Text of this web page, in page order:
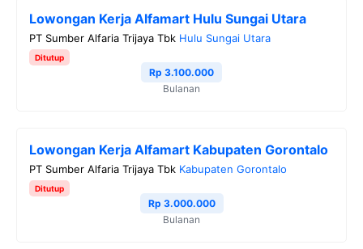
Lowongan Kerja Alfamart Hulu Sungai Utara
PT Sumber Alfaria Trijaya Tbk Hulu Sungai Utara
Ditutup
Rp 3.100.000
Bulanan
Lowongan Kerja Alfamart Kabupaten Gorontalo
PT Sumber Alfaria Trijaya Tbk Kabupaten Gorontalo
Ditutup
Rp 3.000.000
Bulanan